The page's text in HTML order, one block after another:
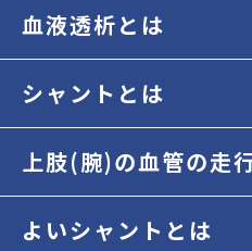
血液透析とは
シャントとは
上肢(腕)の血管の走
よいシャントとは